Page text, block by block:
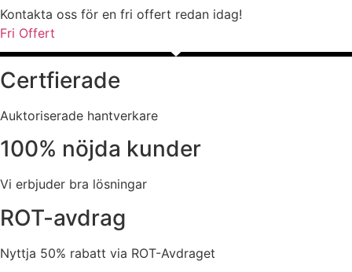
Kontakta oss för en fri offert redan idag!
Fri Offert
Certfierade
Auktoriserade hantverkare
100% nöjda kunder
Vi erbjuder bra lösningar
ROT-avdrag
Nyttja 50% rabatt via ROT-Avdraget